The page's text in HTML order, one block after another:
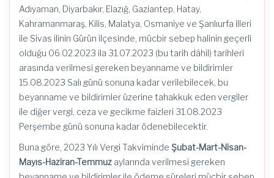
Adıyaman, Diyarbakır, Elazığ, Gaziantep, Hatay,
Kahramanmaraş, Kilis, Malatya, Osmaniye ve Şanlıurfa illeri
ile Sivas ilinin Gürün ilçesinde, mücbir sebep halinin geçerli
olduğu 06.02.2023 ila 31.07.2023 (bu tarih dâhil) tarihleri
arasında verilmesi gereken beyanname ve bildirimler
15.08.2023 Salı günü sonuna kadar verilebilecek, bu
beyanname ve bildirimler üzerine tahakkuk eden vergiler
ile diğer vergi, ceza ve gecikme faizleri 31.08.2023
Perşembe günü sonuna kadar ödenebilecektir.
Buna göre, 2023 Yılı Vergi Takviminde Şubat-Mart-Nisan-
Mayıs-Haziran-Temmuz aylarında verilmesi gereken